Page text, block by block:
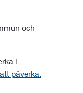
och
i
påverka.